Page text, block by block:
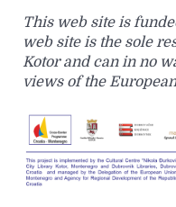
This web site is
web site is the sole
Kotor and can in no
views of the